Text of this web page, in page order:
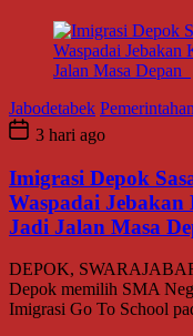
Jabodetabek Pemerintahan
3 hari ago
Imigrasi Depok
Waspadai
Jadi Jalan Masa
DEPOK,
Depok memilih SMA
Imigrasi Go To School